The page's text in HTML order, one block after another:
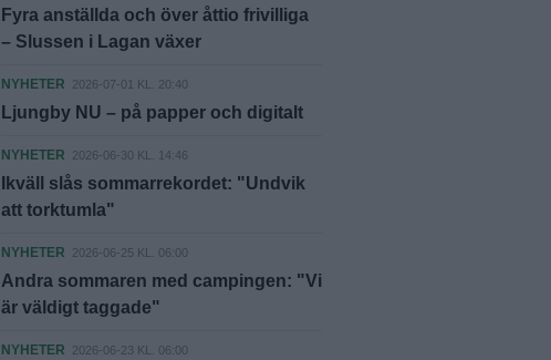
Fyra anställda och över åttio frivilliga
– Slussen i Lagan växer
NYHETER 2026-07-01 KL. 20:40
Ljungby NU – på papper och digitalt
NYHETER 2026-06-30 KL. 14:46
Ikväll slås sommarrekordet: "Undvik
att torktumla"
NYHETER 2026-06-25 KL. 06:00
Andra sommaren med campingen: "Vi
är väldigt taggade"
NYHETER 2026-06-23 KL. 06:00